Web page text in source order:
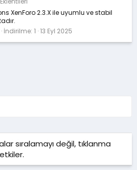
d
XenForo 2.3.X ile uyumlu ve stabil
0 İndirilme 1 13 Eyl 2025
sıralamayı değil, tıklanma